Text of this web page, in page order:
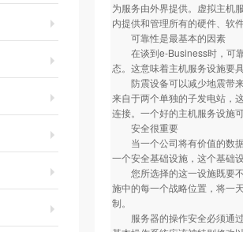
为服务由外界提供。虚拟主机
内提供和管理所有的硬件、软
可靠性是最基本的因素
在谈到e-Business时，可靠
态。这意味着主机服务设施要
防震设备可以减少地震带来
来自于两个单独的子发电站，
连接。一个好的主机服务设施
安全很重要
当一个公司将有价值的数据
一个安全基础设施，这个基础
您所选择的这一设施既要不
施中的每一个战略位置，将一
制。
服务器的操作安全必须通过